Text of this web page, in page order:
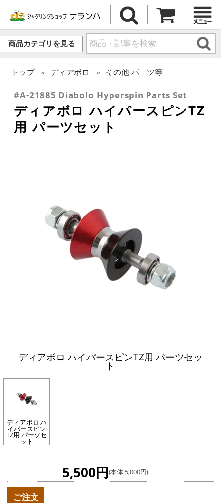
商品カテゴリを見る
トップ ディアボロ その他 パーツ等
#A-21885 Diabolo Hyperspin Parts Set
ディアボロ ハイパースピンTZ
用 パーツセット
ディアボロ ハイパースピンTZ用 パーツセッ
ト
ディアボロ ハ
イパースピン
TZ用 パーツセ
ット
5,500円(本体 5,000円)
ご注文